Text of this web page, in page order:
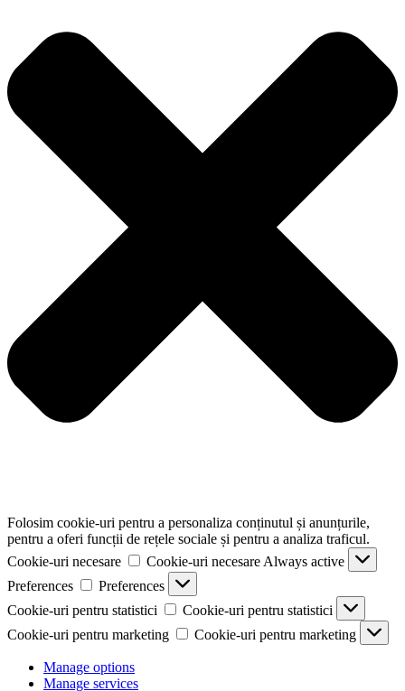
Folosim cookie-uri pentru a personaliza conținutul și anunțurile,
pentru a oferi funcții de rețele sociale și pentru a analiza traficul.
Cookie-uri necesare
Cookie-uri necesare Always active
Preferences
Preferences
Cookie-uri pentru statistici
Cookie-uri pentru statistici
Cookie-uri pentru marketing
Cookie-uri pentru marketing
Manage options
Manage services